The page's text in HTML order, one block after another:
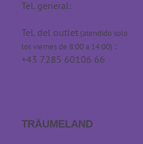
Tel. general:
Tel. del outlet (atendido solo
los viernes de 8:00 a 14:00) :
+43 7285 60106 66
TRÄUMELAND